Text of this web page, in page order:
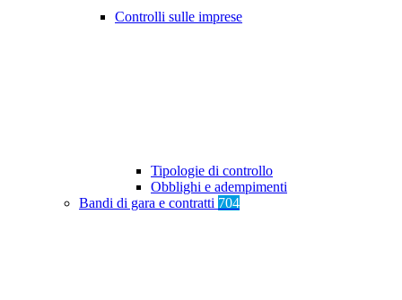
Controlli sulle imprese
Tipologie di controllo
Obblighi e adempimenti
Bandi di gara e contratti 704